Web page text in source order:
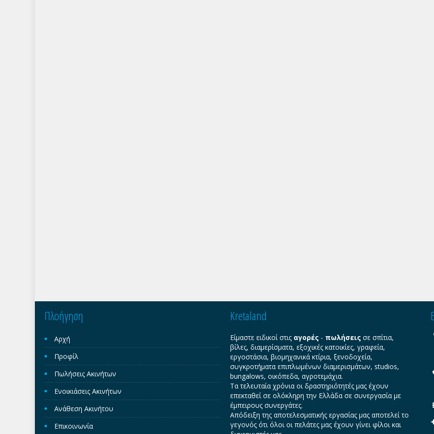
Πλοήγηση
Αρχή
Προφίλ
Πωλήσεις Ακινήτων
Ενοικιάσεις Ακινήτων
Ανάθεση Ακινήτου
Επικοινωνία
Kretaland
Είμαστε ειδικοί στις αγορές - πωλήσεις σε σπίτια,
βίλες, διαμερίσματα, εξοχικές κατοικίες, γραφεία,
εργοστάσια, βιομηχανικά κτίρια, ξενοδοχεία,
συγκροτήματα επιπλωμένων διαμερισμάτων, studios,
bungalows, οικόπεδα, αγροτεμάχια.
Τα τελευταία χρόνια οι δραστηριότητές μας έχουν
επεκταθεί σε ολόκληρη την Ελλάδα σε συνεργασία με
έμπειρους συνεργάτες.
Απόδειξη της αποτελεσματικής εργασίας μας αποτελεί το
γεγονός ότι όλοι οι πελάτες μας έχουν γίνει φίλοι και